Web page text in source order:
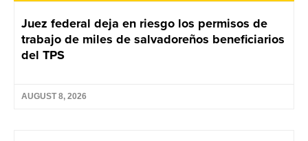
Juez federal deja en riesgo los permisos de
trabajo de miles de salvadoreños beneficiarios
del TPS
AUGUST 8, 2026